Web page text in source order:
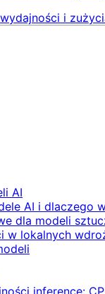
i
AI
AI i dlaczego
dla modeli
w lokalnych
inference: